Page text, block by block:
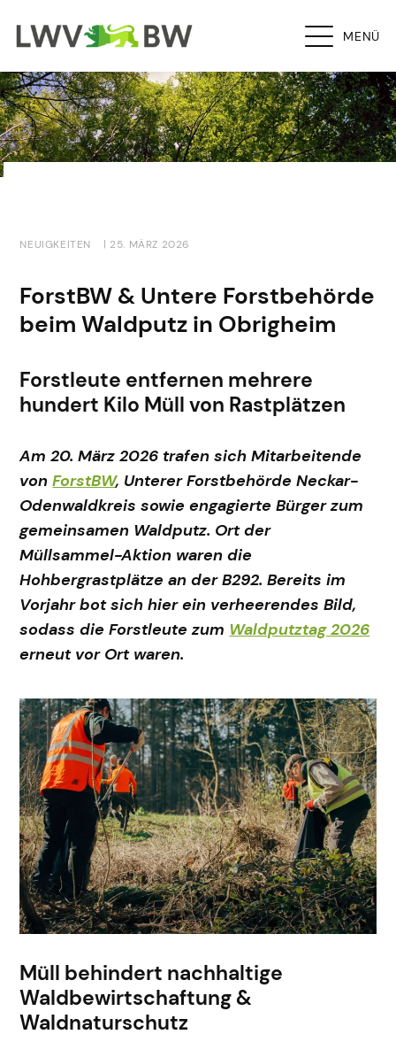
MENÜ
NEUIGKEITEN | 25. MÄRZ 2026
ForstBW & Untere Forstbehörde
beim Waldputz in Obrigheim
Forstleute entfernen mehrere
hundert Kilo Müll von Rastplätzen
Am 20. März 2026 trafen sich Mitarbeitende
vonForstBW, Unterer Forstbehörde Neckar-
Odenwaldkreis sowie engagierte Bürger zum
gemeinsamen Waldputz. Ort der
Müllsammel-Aktion waren die
Hohbergrastplätze an der B292. Bereits im
Vorjahr bot sich hier ein verheerendes Bild,
sodass die Forstleute zum Waldputztag 2026
erneut vor Ort waren.
Müll behindert nachhaltige
Waldbewirtschaftung &
Waldnaturschutz